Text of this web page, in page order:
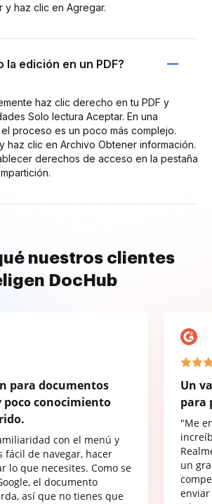
y haz clic en Agregar.
la edición en un PDF?
haz clic derecho en tu PDF y
Solo lectura Aceptar. En una
proceso es un poco más complejo.
haz clic en Archivo Obtener información.
derechos de acceso en la pestaña
nuestros clientes
DocHub
para documentos
poco conocimiento
con el menú y
fácil de navegar, hacer
lo que necesites. Como se
el documento
así que no tienes que
Un
para
"Me
un